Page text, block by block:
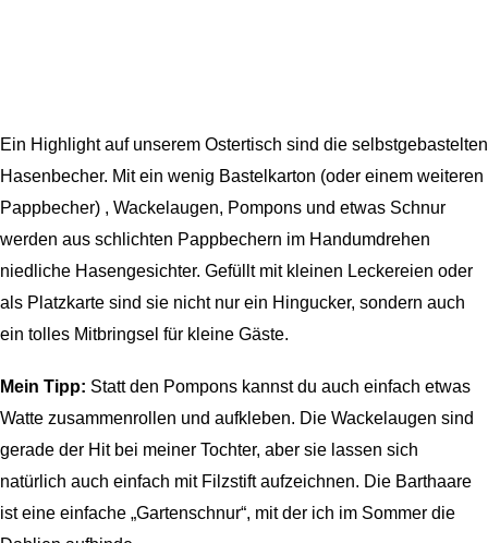
Ein Highlight auf unserem Ostertisch sind die selbstgebastelten
Hasenbecher. Mit ein wenig Bastelkarton (oder einem weiteren
Pappbecher) , Wackelaugen, Pompons und etwas Schnur
werden aus schlichten Pappbechern im Handumdrehen
niedliche Hasengesichter. Gefüllt mit kleinen Leckereien oder
als Platzkarte sind sie nicht nur ein Hingucker, sondern auch
ein tolles Mitbringsel für kleine Gäste.
Mein Tipp: Statt den Pompons kannst du auch einfach etwas
Watte zusammenrollen und aufkleben. Die Wackelaugen sind
gerade der Hit bei meiner Tochter, aber sie lassen sich
natürlich auch einfach mit Filzstift aufzeichnen. Die Barthaare
ist eine einfache „Gartenschnur“, mit der ich im Sommer die